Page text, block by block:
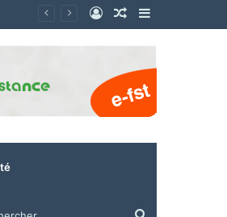
Sidebar
latérale)
Article
Connexion